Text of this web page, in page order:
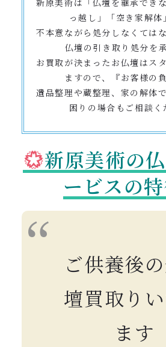
新原美術は「仏壇を継承でき
っ越し」「空き家解体
不本意ながら処分しなくては
仏壇の引き取り処分を承
お買取が決まったお仏壇はス
ますので、『お客様の
遺品整理や蔵整理、家の解体
困りの場合もご相談く
新原美術の
ービスの
ご供養後
壇買取り
ます